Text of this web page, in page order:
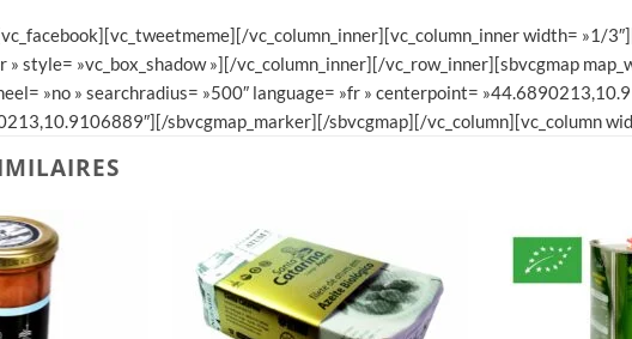
vc_column_inner][vc_column_inner width= »1/
» style= »vc_box_shadow »][/vc_column_inner][/vc_row_inner][sbvcgmap
»no » searchradius= »500″ language= »fr » centerpoint=
sbvcgmap_marker][/sbvcgmap][/vc_column][vc_column